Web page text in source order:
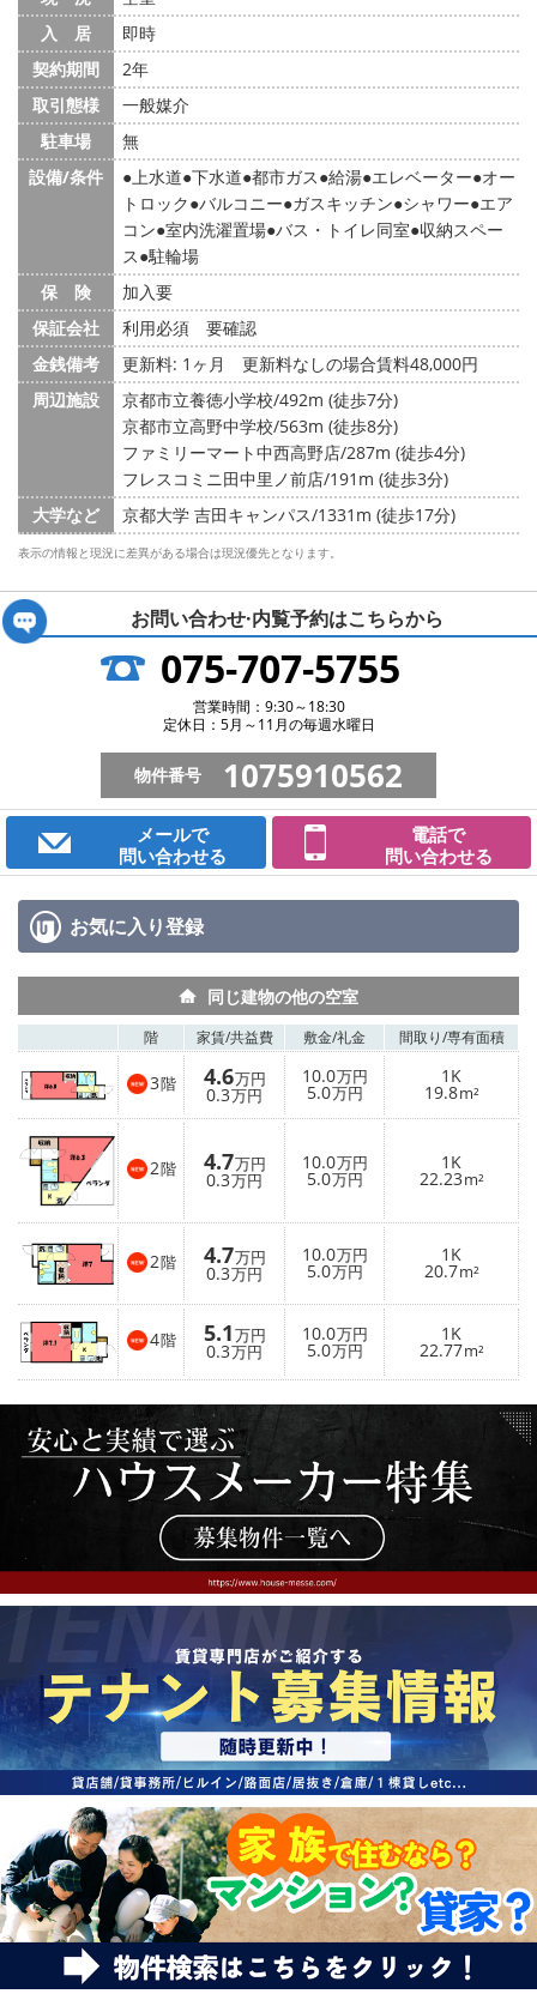
入 居
即時
契約期間
2年
取引態様
一般媒介
駐車場
無
設備/条件
上水道 下水道 都市ガス 給湯 エレベーター オー
トロック バルコニー ガスキッチン シャワー エア
コン 室内洗濯置場 バス・トイレ同室 収納スペー
ス 駐輪場
保 険
加入要
保証会社
利用必須 要確認
金銭備考
更新料: 1ヶ月
更新料なしの場合賃料48,000円
周辺施設
京都市立養徳小学校/492m (徒歩7分)
京都市立高野中学校/563m (徒歩8分)
ファミリーマート中西高野店/287m (徒歩4分)
フレスコミニ田中里ノ前店/191m (徒歩3分)
大学など
京都大学 吉田キャンパス/1331m (徒歩17分)
表示の情報と現況に差異がある場合は現況優先となります。
お問い合わせ·内覧予約はこちらから
075-707-5755
営業時間：9:30～18:30
定休日：5月～11月の毎週水曜日
物件番号 1075910562
メールで
問い合わせる
電話で
問い合わせる
お気に入り登録
同じ建物の他の空室
階 家賃/共益費 敷金/礼金 間取り/専有面積
3階 4.6万円
0.3万円
10.0万円
5.0万円
1K
19.8m²
2階 4.7万円
0.3万円
10.0万円
5.0万円
1K
22.23m²
2階 4.7万円
0.3万円
10.0万円
5.0万円
1K
20.7m²
4階 5.1万円
0.3万円
10.0万円
5.0万円
1K
22.77m²